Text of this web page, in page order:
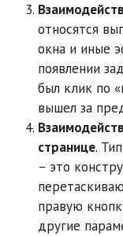
относятся
окна и иные
появлении
был клик по
вышел за
странице.
– это
правую
другие